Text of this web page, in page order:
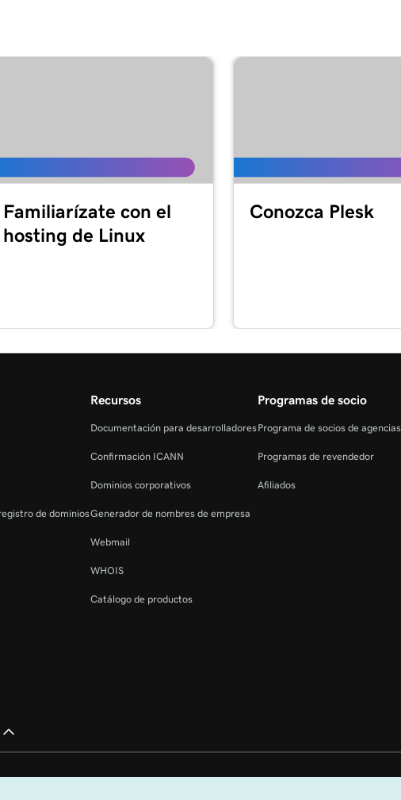
Familiarízate con el
hosting de Linux
Conozca Plesk
de dominios
Recursos
Documentación para desarrolladores
Confirmación ICANN
Dominios corporativos
Generador de nombres de empresa
Webmail
WHOIS
Catálogo de productos
Programas de socio
Programa de socios de
Programas de revendedor
Afiliados
derechos reservados. La marca denominativa GoDaddy es una marca registrada de